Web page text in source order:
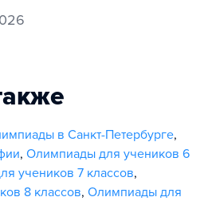
в Санкт-Петербурге,
, Олимпиады для учеников 6
учеников 7 классов,
8 классов, Олимпиады для